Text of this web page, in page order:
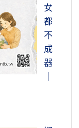
女
都
不
成
器